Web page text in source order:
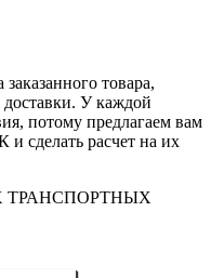
товара,
У каждой
потому предлагаем вам
сделать расчет на их
ТРАНСПОРТНЫХ